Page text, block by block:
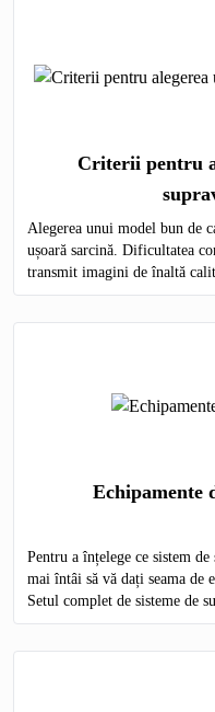
Criterii pentru
Alegerea unui model bun de
ușoară sarcină. Dificultatea
transmit imagini de înaltă
modelele ieftine nu sunt
Echipamente
Pentru a înțelege ce sistem
mai întâi să vă dați seama de
Setul complet de sisteme de
elemente obligatorii: